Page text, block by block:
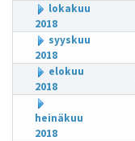
lokakuu
2018
syyskuu
2018
elokuu
2018
heinäkuu
2018